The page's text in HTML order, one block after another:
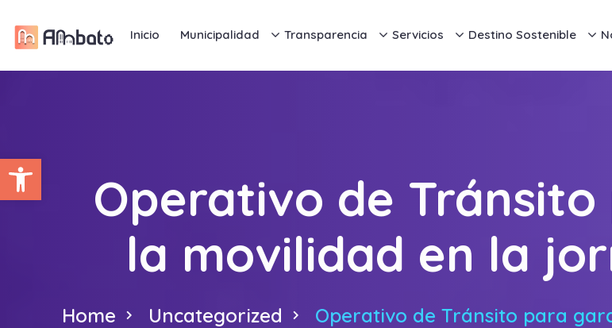
Abrir barra de herramientas
Inicio Municipalidad Transparencia Servicios Destino Sostenible
Operativo de
la movilidad en la
Home Uncategorized Operativo de Tránsito para